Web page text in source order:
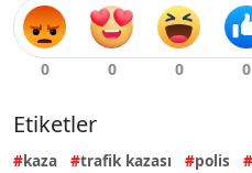
Etiketler
kaza trafik kazası polis